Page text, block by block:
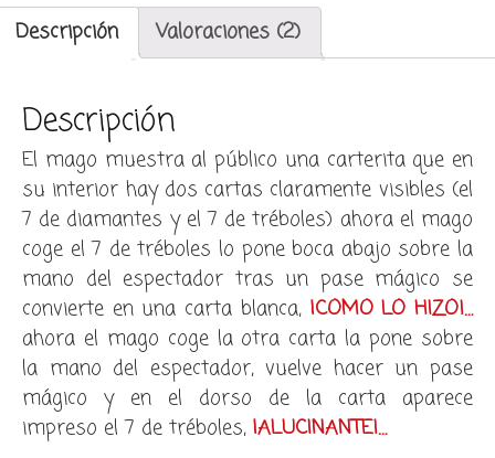
Descripción Valoraciones (2)
Descripción
El mago muestra al público una carterita que en
su interior hay dos cartas claramente visibles (el
7 de diamantes y el 7 de tréboles) ahora el mago
coge el 7 de tréboles lo pone boca abajo sobre la
mano del espectador tras un pase mágico se
convierte en una carta blanca, ¡COMO LO HIZO!…
ahora el mago coge la otra carta la pone sobre
la mano del espectador, vuelve hacer un pase
mágico y en el dorso de la carta aparece
impreso el 7 de tréboles, ¡ALUCINANTE!…